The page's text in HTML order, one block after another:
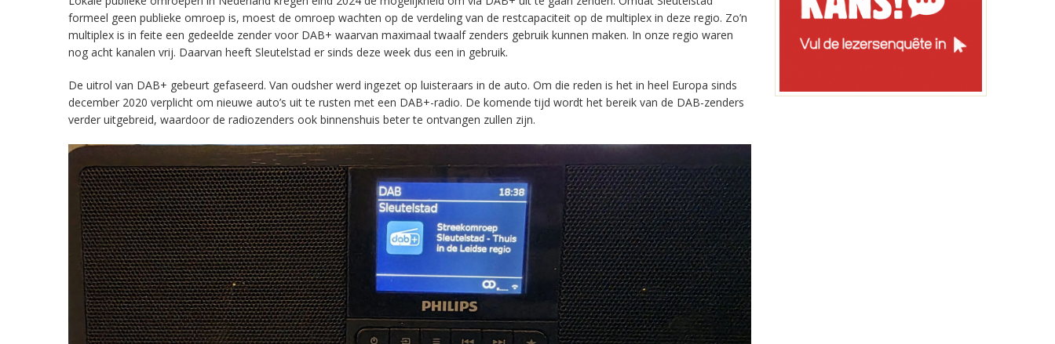
formeel geen publieke omroep is, moest de omroep wachten op de verdeling van de restcapaciteit op de multiplex in deze regio. Zo’n
multiplex is in feite een gedeelde zender voor DAB+ waarvan maximaal twaalf zenders gebruik kunnen maken. In onze regio waren
nog acht kanalen vrij. Daarvan heeft Sleutelstad er sinds deze week dus een in gebruik.
De uitrol van DAB+ gebeurt gefaseerd. Van oudsher werd ingezet op luisteraars in de auto. Om die reden is het in heel Europa sinds
december 2020 verplicht om nieuwe auto’s uit te rusten met een DAB+-radio. De komende tijd wordt het bereik van de DAB-zenders
verder uitgebreid, waardoor de radiozenders ook binnenshuis beter te ontvangen zullen zijn.